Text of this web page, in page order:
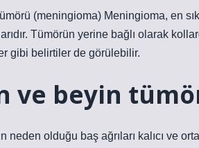
(meningioma) Meningioma, en
Tümörün yerine bağlı olarak
gibi belirtiler de görülebilir.
ve beyin
neden olduğu baş ağrıları kalıcı ve